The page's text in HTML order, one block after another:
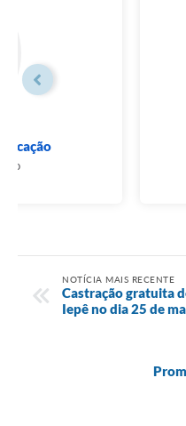
Secretaria
Camila
NOTÍCIA MAIS RECENTE
Castração gratuita
Iepê no dia 25 de